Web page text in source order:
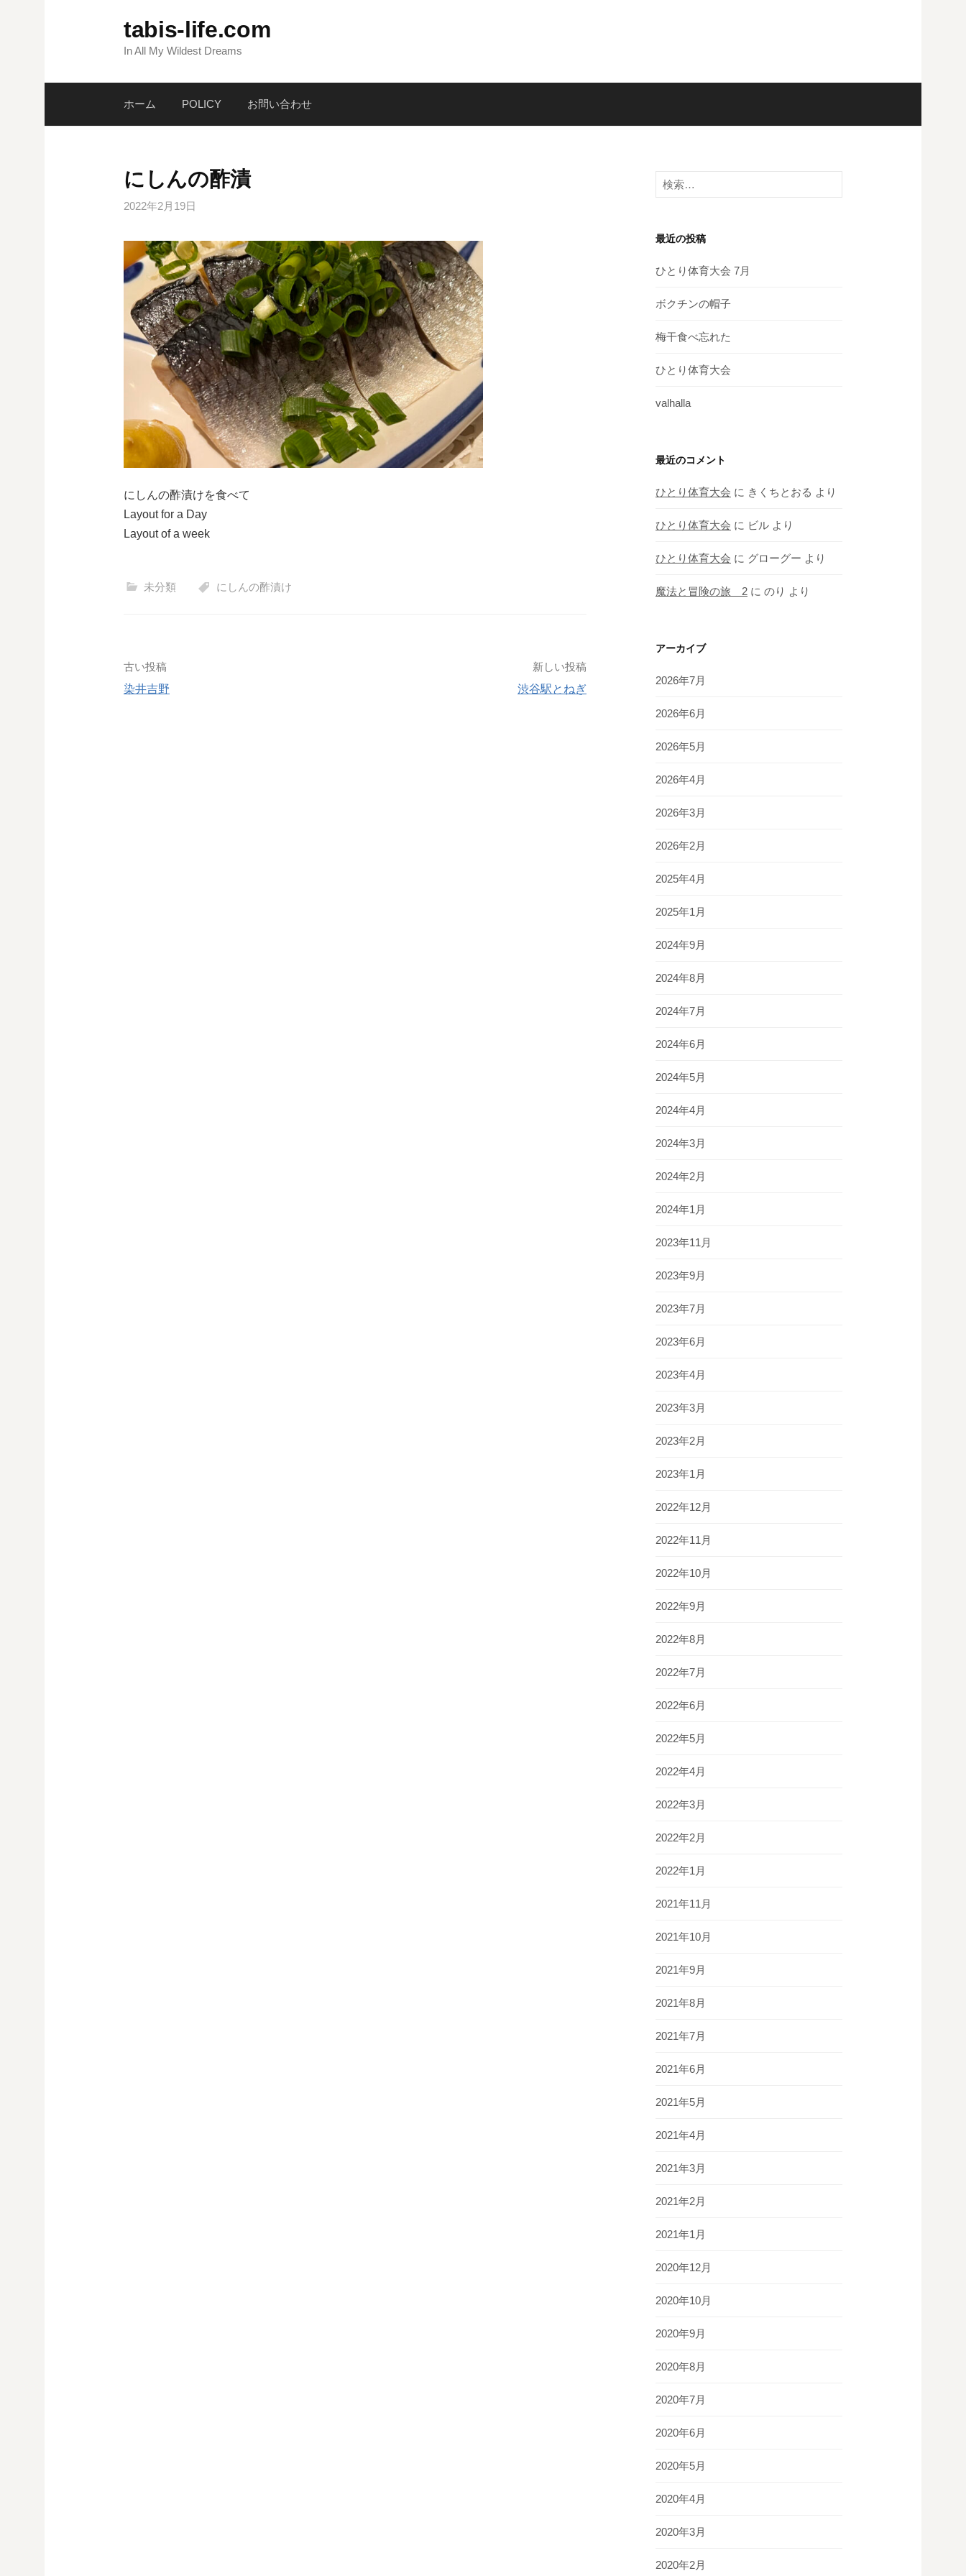
ツ
ス
tabis-life.com
In All My Wildest Dreams
ホーム POLICY お問い合わせ
にしんの酢漬
2022年2月19日
にしんの酢漬けを食べて
Layout for a Day
Layout of a week
未分類 にしんの酢漬け
投
稿
古い投稿
染井吉野
新しい投稿
渋谷駅とねぎ
検
索:
最近の投稿
ひとり体育大会 7月
ボクチンの帽子
梅干食べ忘れた
ひとり体育大会
valhalla
最近のコメント
ひとり体育大会 に きくちとおる より
ひとり体育大会 に ビル より
ひとり体育大会 に グローグー より
魔法と冒険の旅 2 に のり より
アーカイブ
2026年7月
2026年6月
2026年5月
2026年4月
2026年3月
2026年2月
2025年4月
2025年1月
2024年9月
2024年8月
2024年7月
2024年6月
2024年5月
2024年4月
2024年3月
2024年2月
2024年1月
2023年11月
2023年9月
2023年7月
2023年6月
2023年4月
2023年3月
2023年2月
2023年1月
2022年12月
2022年11月
2022年10月
2022年9月
2022年8月
2022年7月
2022年6月
2022年5月
2022年4月
2022年3月
2022年2月
2022年1月
2021年11月
2021年10月
2021年9月
2021年8月
2021年7月
2021年6月
2021年5月
2021年4月
2021年3月
2021年2月
2021年1月
2020年12月
2020年10月
2020年9月
2020年8月
2020年7月
2020年6月
2020年5月
2020年4月
2020年3月
2020年2月